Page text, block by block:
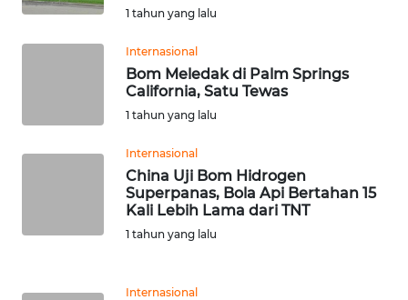
1 tahun yang lalu
Internasional
Bom Meledak di Palm Springs
California, Satu Tewas
1 tahun yang lalu
Internasional
China Uji Bom Hidrogen
Superpanas, Bola Api Bertahan 15
Kali Lebih Lama dari TNT
1 tahun yang lalu
Internasional
TENTANG